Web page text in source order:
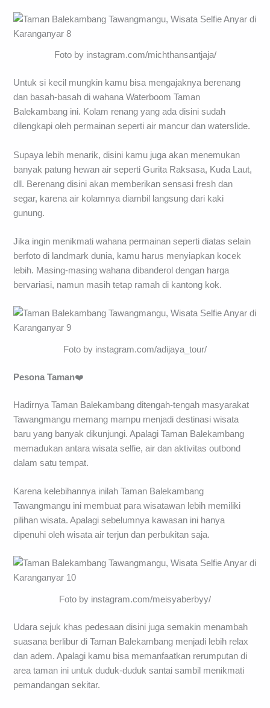
Foto by instagram.com/michthansantjaja/
Untuk si kecil mungkin kamu bisa mengajaknya berenang
dan basah-basah di wahana Waterboom Taman
Balekambang ini. Kolam renang yang ada disini sudah
dilengkapi oleh permainan seperti air mancur dan waterslide.
Supaya lebih menarik, disini kamu juga akan menemukan
banyak patung hewan air seperti Gurita Raksasa, Kuda Laut,
dll. Berenang disini akan memberikan sensasi fresh dan
segar, karena air kolamnya diambil langsung dari kaki
gunung.
Jika ingin menikmati wahana permainan seperti diatas selain
berfoto di landmark dunia, kamu harus menyiapkan kocek
lebih. Masing-masing wahana dibanderol dengan harga
bervariasi, namun masih tetap ramah di kantong kok.
Foto by instagram.com/adijaya_tour/
Pesona Taman❤️
Hadirnya Taman Balekambang ditengah-tengah masyarakat
Tawangmangu memang mampu menjadi destinasi wisata
baru yang banyak dikunjungi. Apalagi Taman Balekambang
memadukan antara wisata selfie, air dan aktivitas outbond
dalam satu tempat.
Karena kelebihannya inilah Taman Balekambang
Tawangmangu ini membuat para wisatawan lebih memiliki
pilihan wisata. Apalagi sebelumnya kawasan ini hanya
dipenuhi oleh wisata air terjun dan perbukitan saja.
Foto by instagram.com/meisyaberbyy/
Udara sejuk khas pedesaan disini juga semakin menambah
suasana berlibur di Taman Balekambang menjadi lebih relax
dan adem. Apalagi kamu bisa memanfaatkan rerumputan di
area taman ini untuk duduk-duduk santai sambil menikmati
pemandangan sekitar.